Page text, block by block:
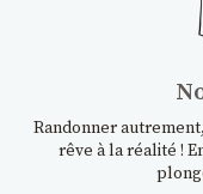
Randonner
rêve à la réalité !